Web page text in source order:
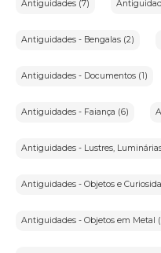
Antiguidades (7)
Antiguidades - Bengalas (2)
Antiguidades - Documentos (1)
Antiguidades - Faiança (6)
Antiguidades - Lustres,
Antiguidades - Objetos e
Antiguidades - Objetos em Metal